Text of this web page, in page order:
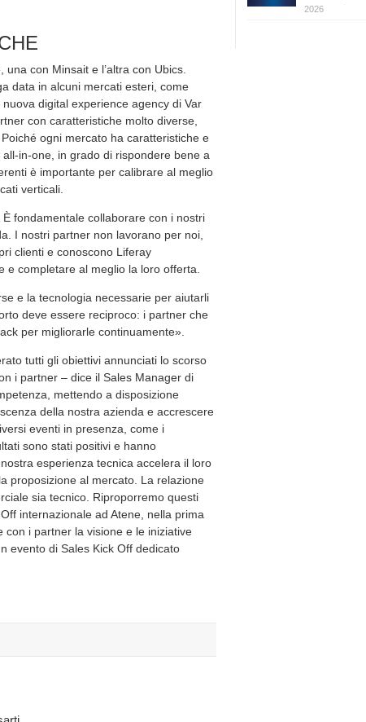
con Minsait e l’altra con Ubics.
data in alcuni mercati esteri, come
digital experience agency di Var
con caratteristiche molto diverse,
ogni mercato ha caratteristiche e
in-one, in grado di rispondere bene a
è importante per calibrare al meglio
verticali.
fondamentale collaborare con i nostri
I nostri partner non lavorano per noi,
clienti e conoscono Liferay
completare al meglio la loro offerta.
e la tecnologia necessarie per aiutarli
deve essere reciproco: i partner che
per migliorarle continuamente».
tutti gli obiettivi annunciati lo scorso
i partner – dice il Sales Manager di
mettendo a disposizione
della nostra azienda e accrescere
eventi in presenza, come i
sono stati positivi e hanno
esperienza tecnica accelera il loro
proposizione al mercato. La relazione
sia tecnico. Riproporremo questi
internazionale ad Atene, nella prima
con i partner la visione e le iniziative
evento di Sales Kick Off dedicato
2026